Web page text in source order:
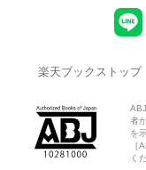
楽天ブックストップ
者
を
［
く